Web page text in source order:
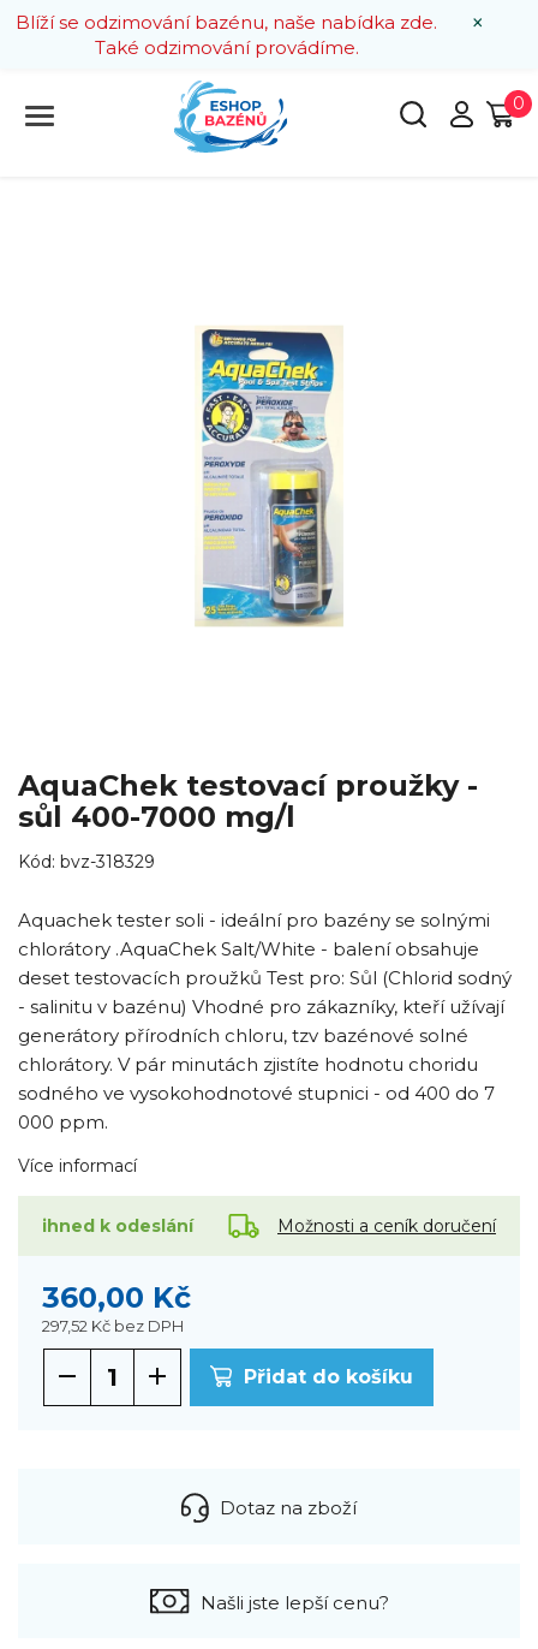
×
Blíží se odzimování bazénu, naše nabídka zde.
Také odzimování provádíme.
0
AquaChek testovací proužky -
sůl 400-7000 mg/l
Kód: bvz-318329
Aquachek tester soli - ideální pro bazény se solnými
chlorátory .AquaChek Salt/White - balení obsahuje
deset testovacích proužků Test pro: Sůl (Chlorid sodný
- salinitu v bazénu) Vhodné pro zákazníky, kteří užívají
generátory přírodních chloru, tzv bazénové solné
chlorátory. V pár minutách zjistíte hodnotu choridu
sodného ve vysokohodnotové stupnici - od 400 do 7
000 ppm.
Více informací
ihned k odeslání Možnosti a ceník doručení
360,00 Kč
297,52 Kč bez DPH
Přidat do košíku
Dotaz na zboží
Našli jste lepší cenu?